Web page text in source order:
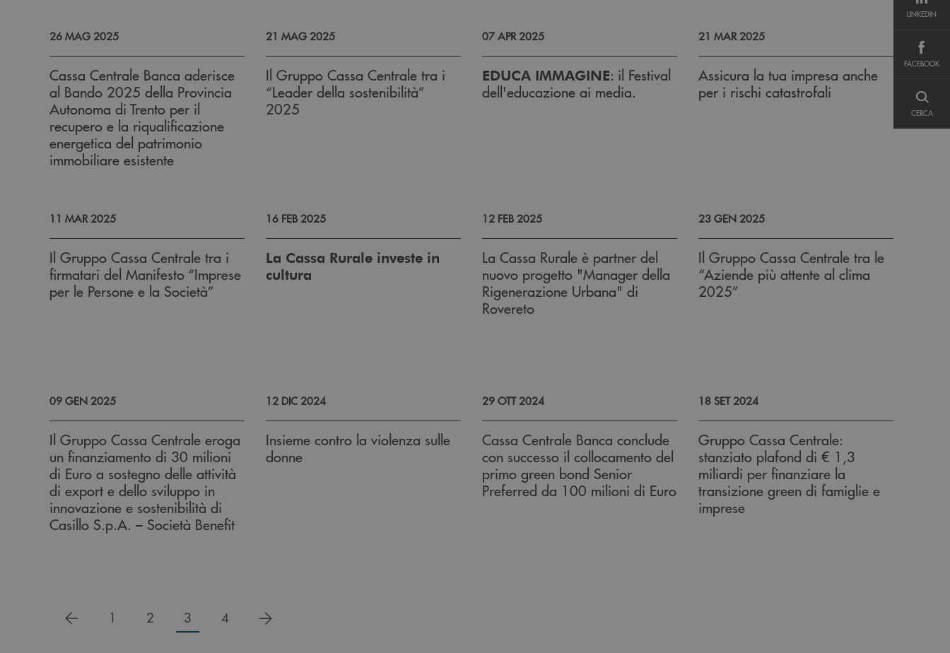
LINKEDIN
FACEBOOK
FACEBOOK
CERCA
26 MAG 2025
Cassa Centrale Banca aderisce
al Bando 2025 della Provincia
Autonoma di Trento per il
recupero e la riqualificazione
energetica del patrimonio
immobiliare esistente
21 MAG 2025
Il Gruppo Cassa Centrale tra i
“Leader della sostenibilità”
2025
07 APR 2025
EDUCA IMMAGINE: il Festival
dell'educazione ai media.
21 MAR 2025
Assicura la tua impresa anche
per i rischi catastrofali
11 MAR 2025
Il Gruppo Cassa Centrale tra i
firmatari del Manifesto “Imprese
per le Persone e la Società”
16 FEB 2025
La Cassa Rurale investe in
cultura
12 FEB 2025
La Cassa Rurale è partner del
nuovo progetto "Manager della
Rigenerazione Urbana" di
Rovereto
23 GEN 2025
Il Gruppo Cassa Centrale tra le
“Aziende più attente al clima
2025”
09 GEN 2025
Il Gruppo Cassa Centrale eroga
un finanziamento di 30 milioni
di Euro a sostegno delle attività
di export e dello sviluppo in
innovazione e sostenibilità di
Casillo S.p.A. – Società Benefit
12 DIC 2024
Insieme contro la violenza sulle
donne
29 OTT 2024
Cassa Centrale Banca conclude
con successo il collocamento del
primo green bond Senior
Preferred da 100 milioni di Euro
18 SET 2024
Gruppo Cassa Centrale:
stanziato plafond di € 1,3
miliardi per finanziare la
transizione green di famiglie e
imprese
precedente
1 2 3 4 successivo